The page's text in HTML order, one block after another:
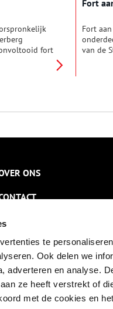
te
Ook delen we
adverteren en analyse.
ze heeft verstrekt of
met de cookies en het
fort
De naam
Fort
Fort
van de
ONS